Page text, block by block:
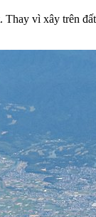
vì xây trên